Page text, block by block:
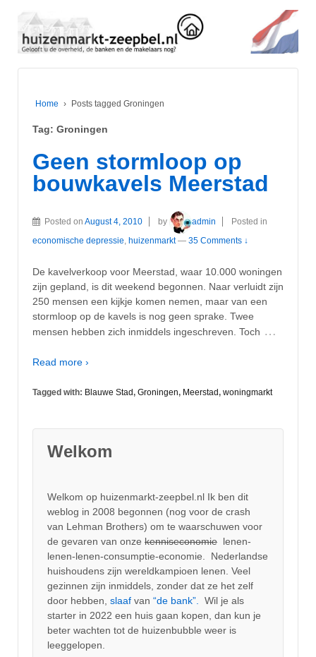
Home › Posts tagged Groningen
Tag: Groningen
Geen stormloop op
bouwkavels Meerstad
Posted on August 4, 2010 by admin
Posted in
economische depressie, huizenmarkt — 35 Comments ↓
De kavelverkoop voor Meerstad, waar 10.000 woningen
zijn gepland, is dit weekend begonnen. Naar verluidt zijn
250 mensen een kijkje komen nemen, maar van een
stormloop op de kavels is nog geen sprake. Twee
mensen hebben zich inmiddels ingeschreven. Toch …
Read more ›
Tagged with: Blauwe Stad, Groningen, Meerstad, woningmarkt
Welkom
Welkom op huizenmarkt-zeepbel.nl Ik ben dit
weblog in 2008 begonnen (nog voor de crash
van Lehman Brothers) om te waarschuwen voor
de gevaren van onze kenniseconomie lenen-
lenen-lenen-consumptie-economie. Nederlandse
huishoudens zijn wereldkampioen lenen. Veel
gezinnen zijn inmiddels, zonder dat ze het zelf
door hebben, slaaf van “de bank”.
Wil je als
starter in 2022 een huis gaan kopen, dan kun je
beter wachten tot de huizenbubble weer is
leeggelopen.